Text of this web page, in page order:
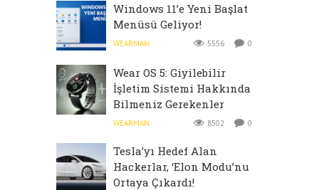
Windows 11’e Yeni Başlat
Menüsü Geliyor!
WEARMAN 5556 0
Wear OS 5: Giyilebilir
İşletim Sistemi Hakkında
Bilmeniz Gerekenler
WEARMAN 8502 0
Tesla’yı Hedef Alan
Hackerlar, ‘Elon Modu’nu
Ortaya Çıkardı!